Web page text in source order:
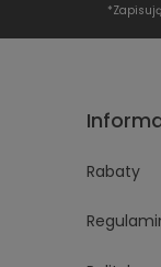
Rabaty